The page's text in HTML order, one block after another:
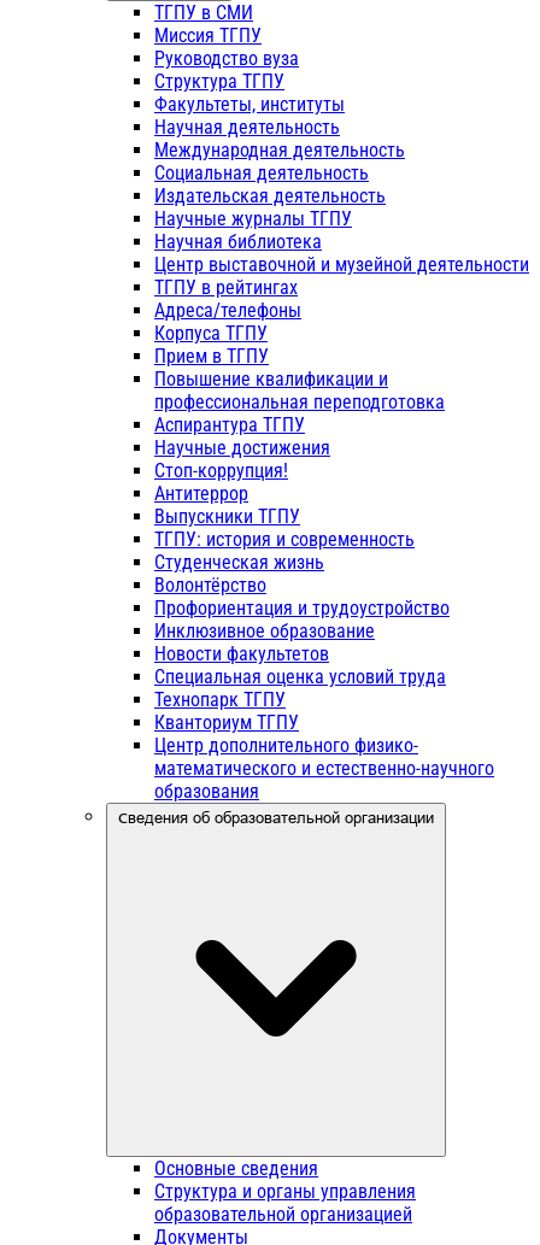
ТГПУ в СМИ
Миссия ТГПУ
Руководство вуза
Структура ТГПУ
Факультеты, институты
Научная деятельность
Международная деятельность
Социальная деятельность
Издательская деятельность
Научные журналы ТГПУ
Научная библиотека
Центр выставочной и музейной деятельности
ТГПУ в рейтингах
Адреса/телефоны
Корпуса ТГПУ
Прием в ТГПУ
Повышение квалификации и
профессиональная переподготовка
Аспирантура ТГПУ
Научные достижения
Стоп-коррупция!
Антитеррор
Выпускники ТГПУ
ТГПУ: история и современность
Студенческая жизнь
Волонтёрство
Профориентация и трудоустройство
Инклюзивное образование
Новости факультетов
Специальная оценка условий труда
Технопарк ТГПУ
Кванториум ТГПУ
Центр дополнительного физико-
математического и естественно-научного
образования
Сведения об образовательной организации
Основные сведения
Структура и органы управления
образовательной организацией
Документы